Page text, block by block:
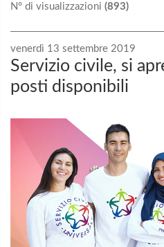
N° di visualizzazioni (893)
venerdì 13 settembre 2019
Servizio civile, si
posti disponibili